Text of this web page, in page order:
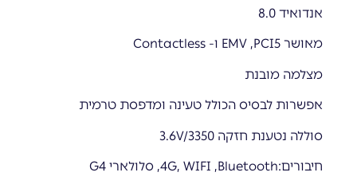
אנדואיד 8.0
מאושר EMV ,PCI5 ו- Contactless
מצלמה מובנת
אפשרות לבסיס הכולל טעינה ומדפסת טרמית
סוללה נטענת חזקה 3.6V/3350
חיבורים:4G, WIFI ,Bluetooth, סלולארי G4